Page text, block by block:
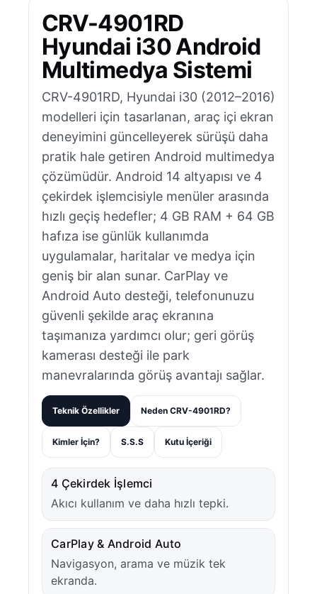
CRV-4901RD
Hyundai i30 Android
Multimedya Sistemi
CRV-4901RD, Hyundai i30 (2012–2016)
modelleri için tasarlanan, araç içi ekran
deneyimini güncelleyerek sürüşü daha
pratik hale getiren Android multimedya
çözümüdür. Android 14 altyapısı ve 4
çekirdek işlemcisiyle menüler arasında
hızlı geçiş hedefler; 4 GB RAM + 64 GB
hafıza ise günlük kullanımda
uygulamalar, haritalar ve medya için
geniş bir alan sunar. CarPlay ve
Android Auto desteği, telefonunuzu
güvenli şekilde araç ekranına
taşımanıza yardımcı olur; geri görüş
kamerası desteği ile park
manevralarında görüş avantajı sağlar.
Teknik Özellikler Neden CRV-4901RD?
Kimler İçin? S.S.S Kutu İçeriği
4 Çekirdek İşlemci
Akıcı kullanım ve daha hızlı tepki.
CarPlay & Android Auto
Navigasyon, arama ve müzik tek
ekranda.